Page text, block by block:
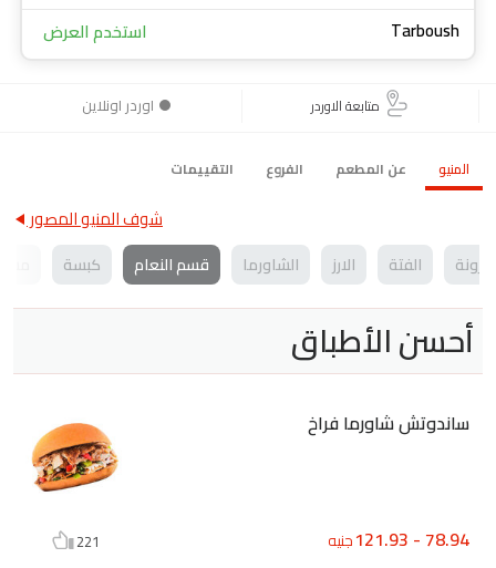
Tarboush
استخدم العرض
متابعة الاوردر اوردر اونلاين
المنيو عن المطعم الفروع التقييمات
شوف المنيو المصور
الفتة الارز الشاورما قسم النعام كبسة
أحسن الأطباق
ساندوتش شاورما فراخ
78.94 - 121.93 جنيه 221